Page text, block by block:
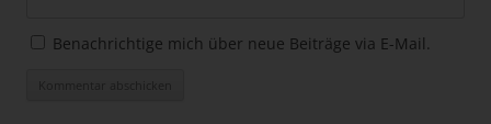
Benachrichtige mich über neue Beiträge via E-Mail.